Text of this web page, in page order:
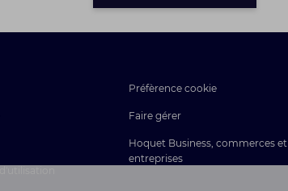
Préfèrence cookie
Faire gérer
Hoquet Business, commerces et
entreprises